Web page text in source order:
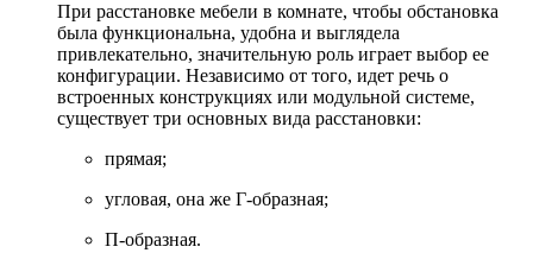
При расстановке мебели в комнате, чтобы обстановка
была функциональна, удобна и выглядела
привлекательно, значительную роль играет выбор ее
конфигурации. Независимо от того, идет речь о
встроенных конструкциях или модульной системе,
существует три основных вида расстановки:
прямая;
угловая, она же Г-образная;
П-образная.